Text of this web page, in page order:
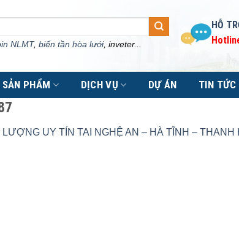
NLMT, biến tần hòa lưới, inveter...
HỖ
SẢN PHẨM DỊCH VỤ DỰ ÁN TIN TỨC
UY TÍN TAI NGHỆ AN – HÀ TĨNH – THANH